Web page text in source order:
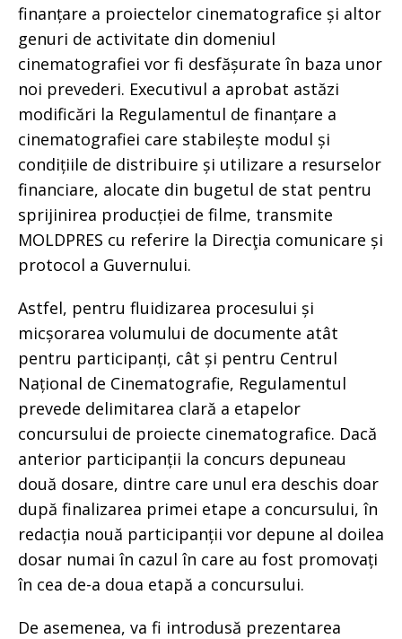
finanțare a proiectelor cinematografice și altor
genuri de activitate din domeniul
cinematografiei vor fi desfășurate în baza unor
noi prevederi. Executivul a aprobat astăzi
modificări la Regulamentul de finanțare a
cinematografiei care stabilește modul și
condițiile de distribuire și utilizare a resurselor
financiare, alocate din bugetul de stat pentru
sprijinirea producției de filme, transmite
MOLDPRES cu referire la Direcţia comunicare și
protocol a Guvernului.
Astfel, pentru fluidizarea procesului și
micșorarea volumului de documente atât
pentru participanți, cât și pentru Centrul
Național de Cinematografie, Regulamentul
prevede delimitarea clară a etapelor
concursului de proiecte cinematografice. Dacă
anterior participanții la concurs depuneau
două dosare, dintre care unul era deschis doar
după finalizarea primei etape a concursului, în
redacția nouă participanții vor depune al doilea
dosar numai în cazul în care au fost promovați
în cea de-a doua etapă a concursului.
De asemenea, va fi introdusă prezentarea